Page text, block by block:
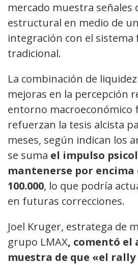
mercado muestra señales
estructural en medio de
integración con el sistema
tradicional.
La combinación de
mejoras en la percepción
entorno macroeconómico
refuerzan la tesis alcista
meses, según indican los
se suma el impulso
mantenerse por encima
100.000, lo que podría
en futuras correcciones.
Joel Kruger, estratega de
grupo LMAX, comentó el
muestra de que «el rally